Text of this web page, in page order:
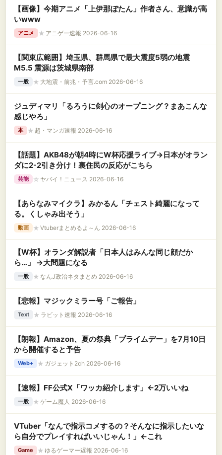
【画像】今期アニメ「上伊那ぼたん」作者さん、意識が高
いwww
アニメ ★ アニゲー速報 2026-06-16
【関東広範囲】埼玉県、群馬県で最大震度5弱の地震
M5.5 震源は茨城県南部
一般 ★ 大地震・前兆・予言.com 2026-06-16
ジュディマリ「るろうに剣心のオープニング？まあこんな
感じやろ」
本 ★ 超・マンガ速報 2026-06-16
【話題】AKB48が朝4時にW杯応援ライブ→日本がオラン
ダに2-2引き分け！裏住民の反応がこちら
芸能 ☆ ヤバイ！ニュース 2026-06-16
【あらなみマイクラ】みかるん「チェスト綺麗になって
る。くしゃみ出そう」
動画 ★ Vtuberまとめるよ～ん 2026-06-16
【W杯】オランダ解説者「日本人はみんな同じ顔だか
ら…」 →大問題になる
一般 ★ なんJ政治ネタまとめ 2026-06-16
【悲報】マジックミラー号「ご報告」
Text ★ ラビット速報 2026-06-16
【朗報】Amazon、夏の祭典「プライムデー」を7月10日
から開催すると予告
Web+ ★ ガジェット2ch 2026-06-16
【速報】FF公式X「ワッカ紹介します」←2万いいね
一般 ★ ゲーム魔人 2026-06-16
VTuber「なんで指示コメするの？そんなに指示したいな
ら自分でプレイすればいいじゃん！」←これ
Game ★ ゆるゲーマー遅報 2026-06-16